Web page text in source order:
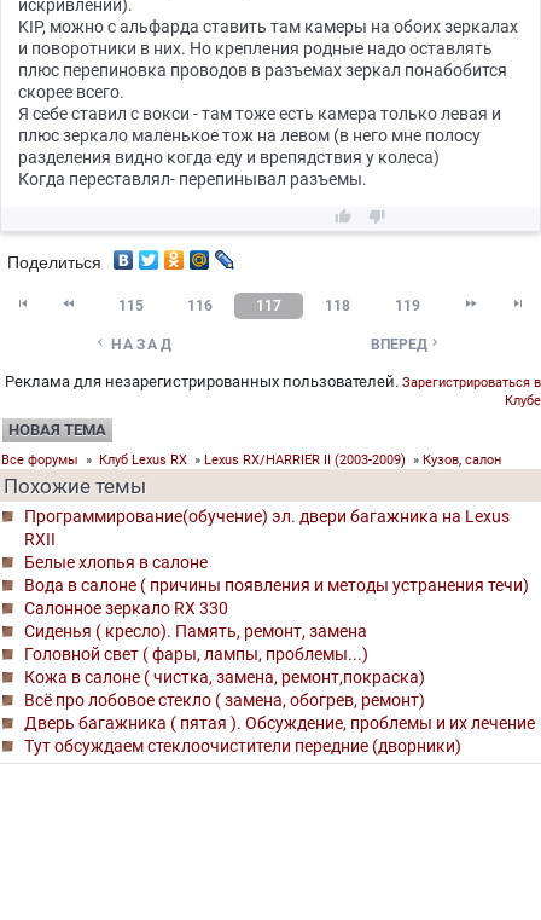
искривлений).
KIP, можно с альфарда ставить там камеры на обоих зеркалах
и поворотники в них. Но крепления родные надо оставлять
плюс перепиновка проводов в разъемах зеркал понабобится
скорее всего.
Я себе ставил с вокси - там тоже есть камера только левая и
плюс зеркало маленькое тож на левом (в него мне полосу
разделения видно когда еду и врепядствия у колеса)
Когда переставлял- перепинывал разъемы.
 
Поделиться
  115 116 117 118 119  
 НАЗАД ВПЕРЕД 
Реклама для незарегистрированных пользователей. Зарегистрироваться в
Клубе
НОВАЯ ТЕМА
Все форумы » Клуб Lexus RX » Lexus RX/HARRIER II (2003-2009) » Кузов, салон
Похожие темы
Программирование(обучение) эл. двери багажника на Lexus
RXII
Белые хлопья в салоне
Вода в салоне ( причины появления и методы устранения течи)
Салонное зеркало RX 330
Сиденья ( кресло). Память, ремонт, замена
Головной свет ( фары, лампы, проблемы...)
Кожа в салоне ( чистка, замена, ремонт,покраска)
Всё про лобовое стекло ( замена, обогрев, ремонт)
Дверь багажника ( пятая ). Обсуждение, проблемы и их лечение
Тут обсуждаем стеклоочистители передние (дворники)